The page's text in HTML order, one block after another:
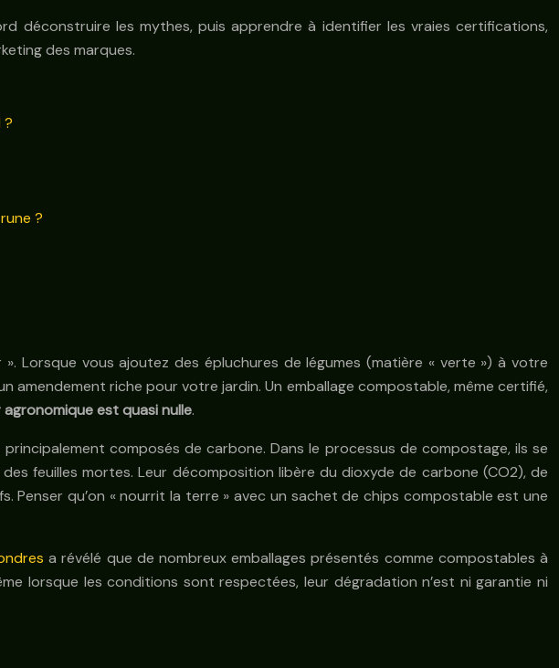
déconstruire les mythes, puis apprendre à identifier les vraies certifications,
des marques.
?
?
Lorsque vous ajoutez des épluchures de légumes (matière « verte ») à votre
riche pour votre jardin. Un emballage compostable, même certifié,
agronomique est quasi nulle.
composés de carbone. Dans le processus de compostage, ils se
feuilles mortes. Leur décomposition libère du dioxyde de carbone (CO2), de
Penser qu’on « nourrit la terre » avec un sachet de chips compostable est une
a révélé que de nombreux emballages présentés comme compostables à
lorsque les conditions sont respectées, leur dégradation n’est ni garantie ni